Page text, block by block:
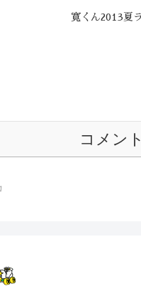
寛くん2013夏
コメン